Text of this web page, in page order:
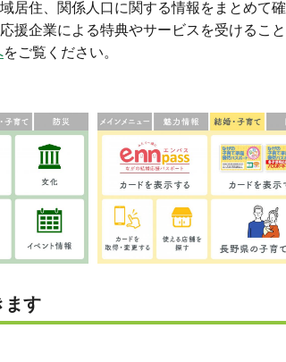
居住、関係人口に関する情報をまとめて
援企業による特典やサービスを受けるこ
をご覧ください。
ます